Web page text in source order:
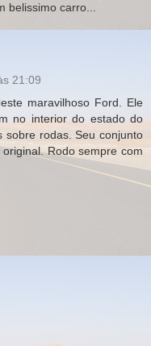
belissimo carro...
21:09
maravilhoso Ford. Ele
no interior do estado do
sobre rodas. Seu conjunto
Rodo sempre com